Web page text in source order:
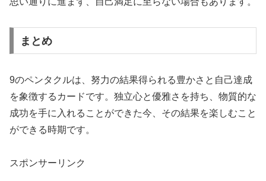
まとめ
9のペンタクルは、努力の結果得られる豊かさと自己達成
を象徴するカードです。独立心と優雅さを持ち、物質的な
成功を手に入れることができた今、その結果を楽しむこと
ができる時期です。
スポンサーリンク